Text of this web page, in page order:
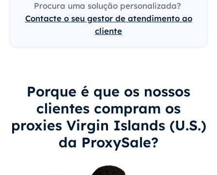
Procura uma solução personalizada?
Contacte o seu gestor de atendimento ao
cliente
Porque é que os nossos
clientes compram os
proxies Virgin Islands (U.S.)
da ProxySale?